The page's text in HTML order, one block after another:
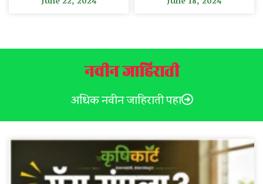
नवीन जाहिराती
अधिक नवीन जाहिराती पहा